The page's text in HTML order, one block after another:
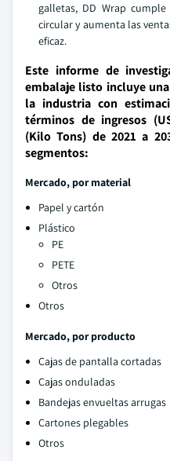
galletas, DD Wrap
circular y aumenta las
eficaz.
Este informe de
embalaje listo incluye
la industria con
términos de ingresos
(Kilo Tons) de 2021 a
segmentos:
Mercado, por material
Papel y cartón
Plástico
PE
PETE
Otros
Otros
Mercado, por producto
Cajas de pantalla cortadas
Cajas onduladas
Bandejas envueltas arrugas
Cartones plegables
Otros